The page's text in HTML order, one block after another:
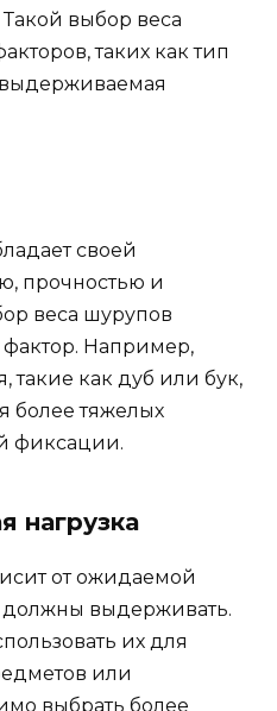
выбор веса
таких как тип
выдерживаемая
своей
прочностью и
веса шурупов
фактор. Например,
такие как дуб или бук,
более тяжелых
фиксации.
нагрузка
от ожидаемой
должны выдерживать.
их для
или
выбрать более